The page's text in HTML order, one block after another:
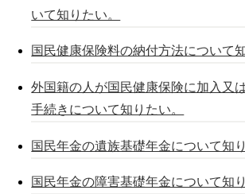
いて知りたい。
国民健康保険料の納付方法について
外国籍の人が国民健康保険に加入又
手続きについて知りたい。
国民年金の遺族基礎年金について知り
国民年金の障害基礎年金について知